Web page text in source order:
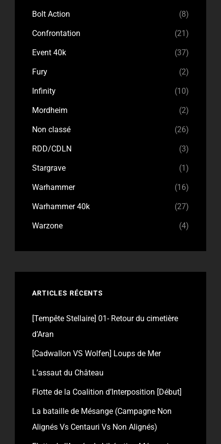
Bolt Action (8)
Confrontation (21)
Event 40k (37)
Fury (2)
Infinity (10)
Mordheim (2)
Non classé (26)
RDD/CDLN (3)
Stargrave (1)
Warhammer (16)
Warhammer 40k (27)
Warzone (4)
ARTICLES RÉCENTS
[Tempête Stellaire] 01- Retour du cimetière
d’Aran
[Cadwallon VS Wolfen] Loups de Mer
L’assaut du Château
Flotte de la Coalition d’Interposition [Début]
La bataille de Mésange (Campagne Non
Alignés Vs Centauri Vs Non Alignés)